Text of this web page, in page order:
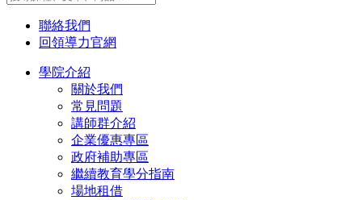
聯絡我們
回領導力官網
學院介紹
關於我們
常見問題
講師群介紹
企業優惠專區
政府補助專區
繼續教育學分指南
場地租借